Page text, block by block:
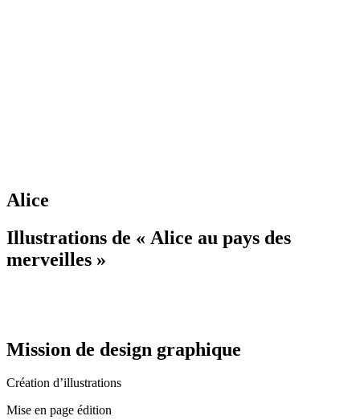
Alice
Illustrations de « Alice au pays des
merveilles »
Mission de design graphique
Création d’illustrations
Mise en page édition